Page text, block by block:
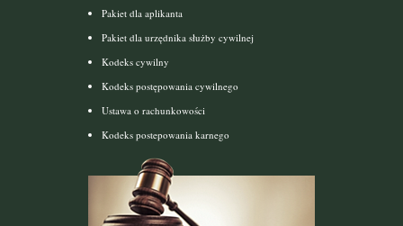
Pakiet dla aplikanta
Pakiet dla urzędnika służby cywilnej
Kodeks cywilny
Kodeks postępowania cywilnego
Ustawa o rachunkowości
Kodeks postepowania karnego